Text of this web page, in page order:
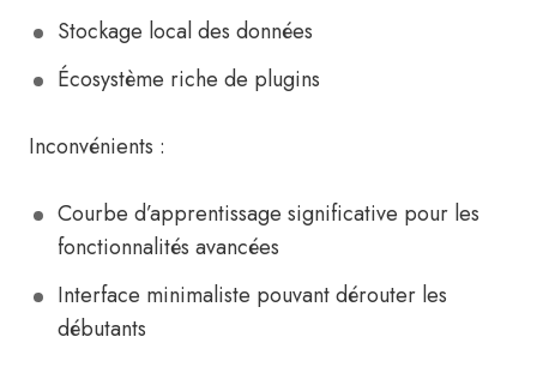
Stockage local des données
Écosystème riche de plugins
Inconvénients :
Courbe d’apprentissage significative pour les
fonctionnalités avancées
Interface minimaliste pouvant dérouter les
débutants